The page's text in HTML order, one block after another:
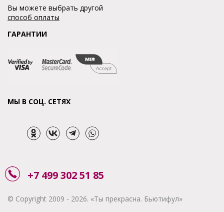
Вы можете выбрать другой
способ оплаты
ГАРАНТИИ
МЫ В СОЦ. СЕТЯХ
+7 499 302 51 85
© Copyright 2009 - 2026. «Ты прекрасна. Бьютифул»